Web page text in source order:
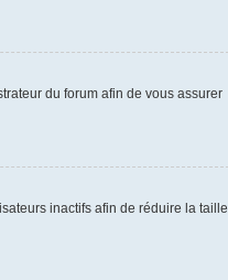
du forum afin de vous assurer
inactifs afin de réduire la taille